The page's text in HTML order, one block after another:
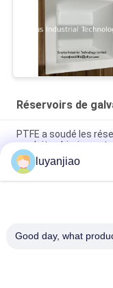
Réservoirs de
PTFE a soudé les
produits chimiques
12mm recyclables pp
stockage et le
Bath de placage à
luyanjiao
Good day, what